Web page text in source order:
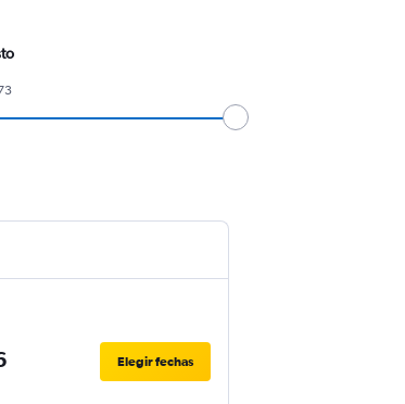
Elegir fechas